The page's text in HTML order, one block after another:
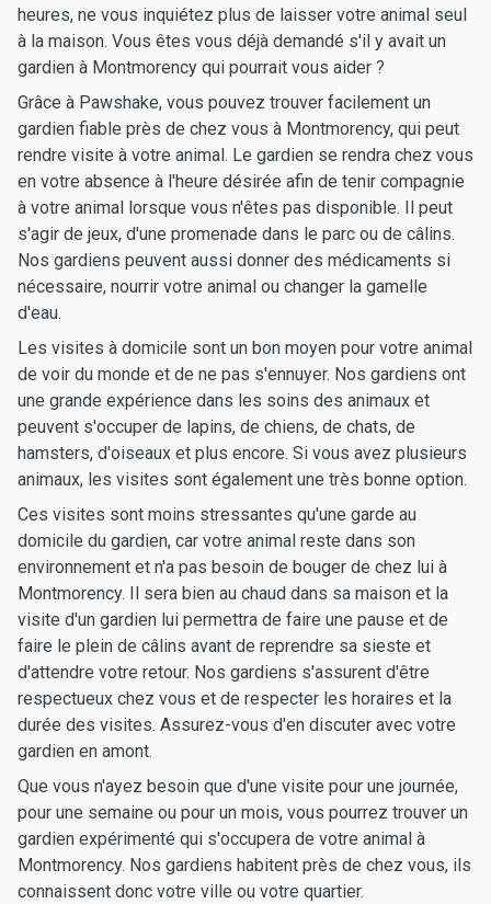
heures, ne vous inquiétez plus de laisser votre animal seul
à la maison. Vous êtes vous déjà demandé s'il y avait un
gardien à Montmorency qui pourrait vous aider ?
Grâce à Pawshake, vous pouvez trouver facilement un
gardien fiable près de chez vous à Montmorency, qui peut
rendre visite à votre animal. Le gardien se rendra chez vous
en votre absence à l'heure désirée afin de tenir compagnie
à votre animal lorsque vous n'êtes pas disponible. Il peut
s'agir de jeux, d'une promenade dans le parc ou de câlins.
Nos gardiens peuvent aussi donner des médicaments si
nécessaire, nourrir votre animal ou changer la gamelle
d'eau.
Les visites à domicile sont un bon moyen pour votre animal
de voir du monde et de ne pas s'ennuyer. Nos gardiens ont
une grande expérience dans les soins des animaux et
peuvent s'occuper de lapins, de chiens, de chats, de
hamsters, d'oiseaux et plus encore. Si vous avez plusieurs
animaux, les visites sont également une très bonne option.
Ces visites sont moins stressantes qu'une garde au
domicile du gardien, car votre animal reste dans son
environnement et n'a pas besoin de bouger de chez lui à
Montmorency. Il sera bien au chaud dans sa maison et la
visite d'un gardien lui permettra de faire une pause et de
faire le plein de câlins avant de reprendre sa sieste et
d'attendre votre retour. Nos gardiens s'assurent d'être
respectueux chez vous et de respecter les horaires et la
durée des visites. Assurez-vous d'en discuter avec votre
gardien en amont.
Que vous n'ayez besoin que d'une visite pour une journée,
pour une semaine ou pour un mois, vous pourrez trouver un
gardien expérimenté qui s'occupera de votre animal à
Montmorency. Nos gardiens habitent près de chez vous, ils
connaissent donc votre ville ou votre quartier.